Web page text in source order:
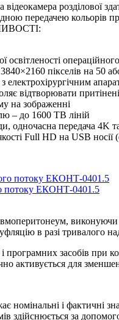
розділової
передачею кольорів
освітленості
пікселів на 50
електрохірургічним
відтворювати
на зображенні
– до 1600 TВ ліній
одночасна передача 4K
Full HD на USB носії
потоку ЕКОНТ-0401.5
в разі
і програмних засобів при
активується для
номінальні і фактичні
здійснюється за